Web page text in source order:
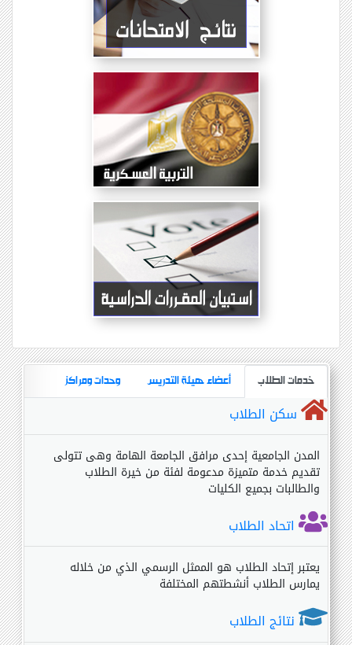
خدمات الطلاب أعضاء هيئة التدريس وحدات ومراكز
سكن الطلاب
المدن الجامعية إحدى مرافق الجامعة الهامة وهى تتولى
تقديم خدمة متميزة مدعومة لفئة من خيرة الطلاب
والطالبات بجميع الكليات
اتحاد الطلاب
يعتبر إتحاد الطلاب هو الممثل الرسمي الذي من خلاله
يمارس الطلاب أنشطتهم المختلفة
نتائج الطلاب